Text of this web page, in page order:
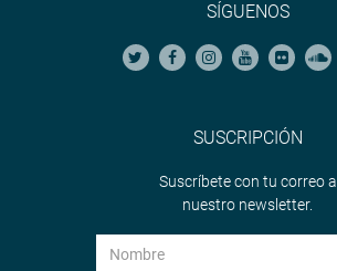
SÍGUENOS
SUSCRIPCIÓN
Suscríbete con tu correo a
nuestro newsletter.